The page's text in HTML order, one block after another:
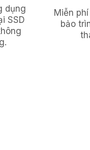
dụng
SSD
Miễn
bảo